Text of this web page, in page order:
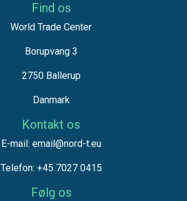
Find os
World Trade Center
Borupvang 3
2750 Ballerup
Danmark
Kontakt os
E-mail: email@nord-t.eu
Telefon: +45 7027 0415
Følg os